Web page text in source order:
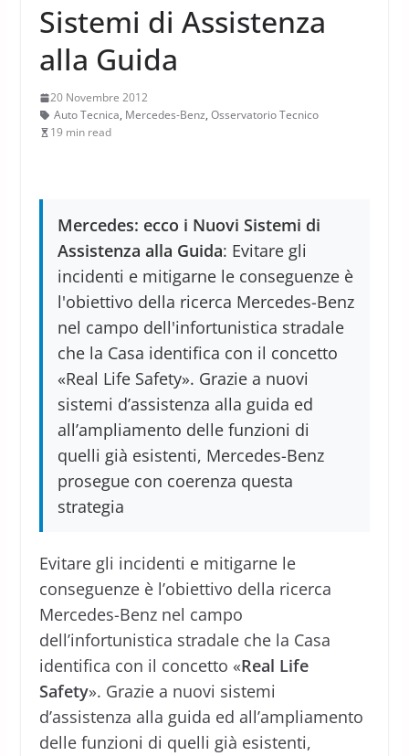
Sistemi di Assistenza
alla Guida
20 Novembre 2012
Auto Tecnica, Mercedes-Benz, Osservatorio Tecnico
19 min read
Mercedes: ecco i Nuovi Sistemi di
Assistenza alla Guida: Evitare gli
incidenti e mitigarne le conseguenze è
l'obiettivo della ricerca Mercedes-Benz
nel campo dell'infortunistica stradale
che la Casa identifica con il concetto
«Real Life Safety». Grazie a nuovi
sistemi d’assistenza alla guida ed
all’ampliamento delle funzioni di
quelli già esistenti, Mercedes-Benz
prosegue con coerenza questa
strategia
Evitare gli incidenti e mitigarne le
conseguenze è l’obiettivo della ricerca
Mercedes-Benz nel campo
dell’infortunistica stradale che la Casa
identifica con il concetto «Real Life
Safety». Grazie a nuovi sistemi
d’assistenza alla guida ed all’ampliamento
delle funzioni di quelli già esistenti,